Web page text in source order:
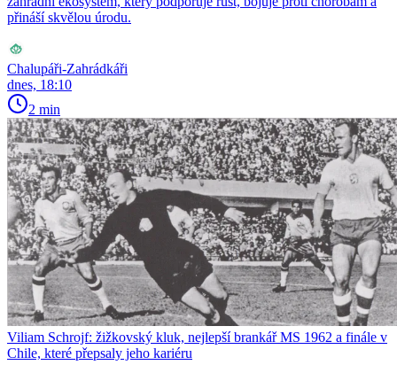
přináší skvělou úrodu.
Chalupáři-Zahrádkáři
dnes, 18:10
2 min
Viliam Schrojf: žižkovský kluk, nejlepší brankář MS 1962 a finále v
Chile, které přepsaly jeho kariéru